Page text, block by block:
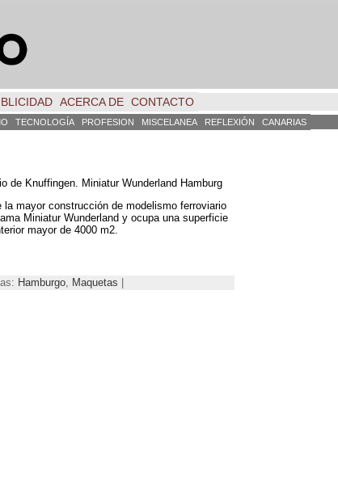
ACERCA DE CONTACTO
TECNOLOGÍA PROFESION MISCELANEA REFLEXIÓN CANARIAS
de Knuffingen. Miniatur Wunderland Hamburg
mayor construcción de modelismo ferroviario
Miniatur Wunderland y ocupa una superficie
mayor de 4000 m2.
Hamburgo Maquetas